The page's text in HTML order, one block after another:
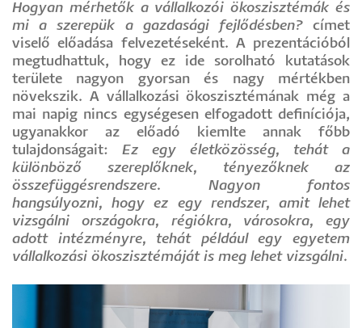
Hogyan mérhetők a vállalkozói ökoszisztémák és
mi a szerepük a gazdasági fejlődésben? címet
viselő előadása felvezetéseként. A prezentációból
megtudhattuk, hogy ez ide sorolható kutatások
területe nagyon gyorsan és nagy mértékben
növekszik. A vállalkozási ökoszisztémának még a
mai napig nincs egységesen elfogadott definíciója,
ugyanakkor az előadó kiemlte annak főbb
tulajdonságait: Ez egy életközösség, tehát a
különböző szereplőknek, tényezőknek az
összefüggésrendszere. Nagyon fontos
hangsúlyozni, hogy ez egy rendszer, amit lehet
vizsgálni országokra, régiókra, városokra, egy
adott intézményre, tehát például egy egyetem
vállalkozási ökoszisztémáját is meg lehet vizsgálni.